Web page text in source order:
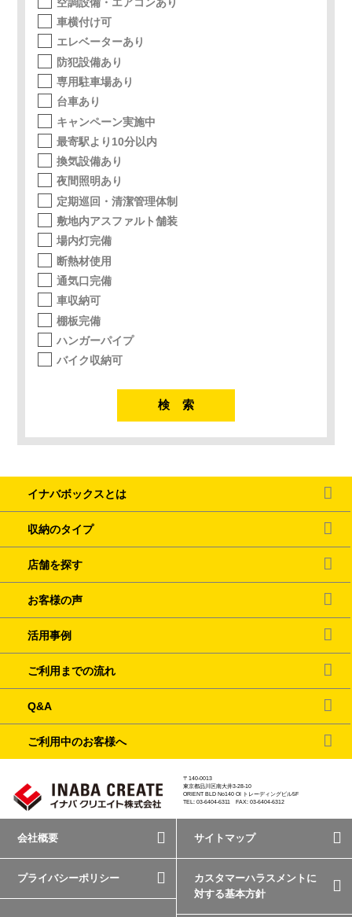
車横付け可
エレベーターあり
防犯設備あり
専用駐車場あり
台車あり
キャンペーン実施中
最寄駅より10分以内
換気設備あり
夜間照明あり
定期巡回・清潔管理体制
敷地内アスファルト舗装
場内灯完備
断熱材使用
通気口完備
車収納可
棚板完備
ハンガーパイプ
バイク収納可
イナバボックスとは
収納のタイプ
店舗を探す
お客様の声
活用事例
ご利用までの流れ
Q&A
ご利用中のお客様へ
〒140-0013
東京都品川区南大井3-28-10
ORIENT BLD No140 OI トレーディングビル5F
TEL: 03-6404-6311 FAX: 03-6404-6312
会社概要 サイトマップ
プライバシーポリシー
カスタマーハラスメントに
対する基本方針